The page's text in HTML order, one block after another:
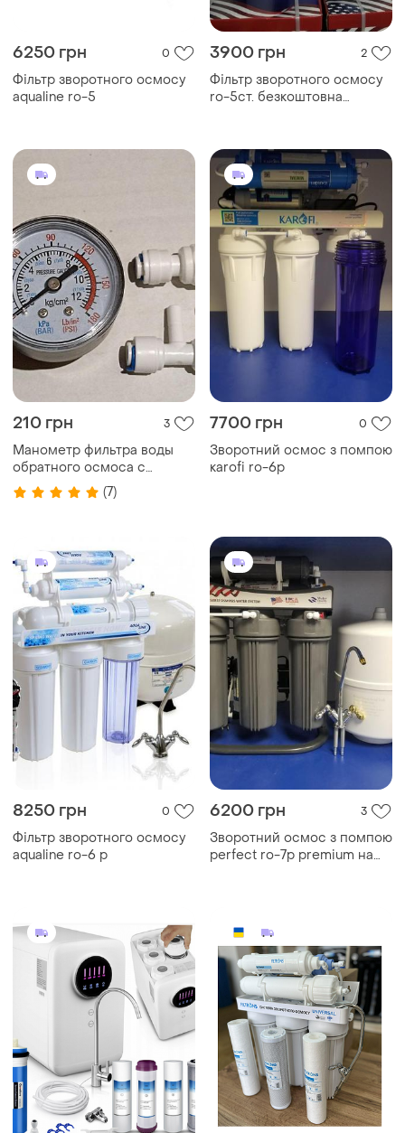
6250 грн 0
Фільтр зворотного осмосу
aqualine ro-5
3900 грн 2
Фільтр зворотного осмосу
ro-5ст. безкоштовна
210 грн 3
Манометр фильтра воды
обратного осмоса с
фитингами трубка
1/4"6,35мм в сборе
(7)
7700 грн 0
Зворотний осмос з помпою
кarofi ro-6p
8250 грн 0
Фільтр зворотного осмосу
aqualine ro-6 p
6200 грн 3
Зворотний осмос з помпою
perfect ro-7p premium на